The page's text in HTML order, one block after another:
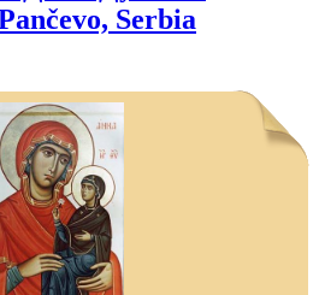
Serbia